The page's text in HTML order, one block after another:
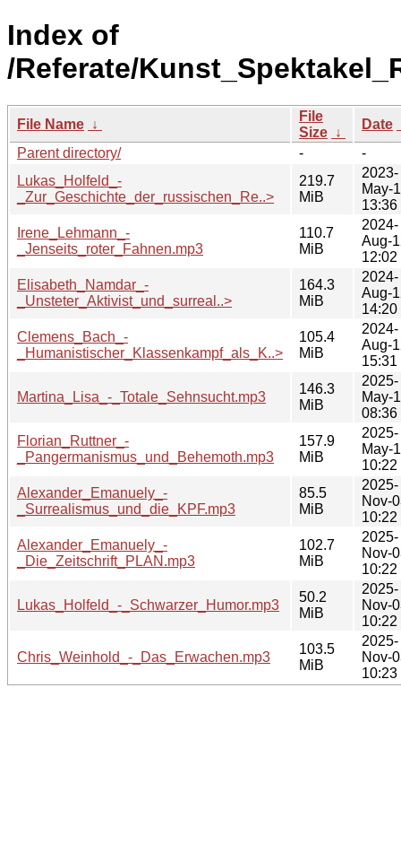
Index of
/Referate/
File Name ↓
File
Size ↓
Date
Parent directory/
-
-
Lukas_Holfeld_-
_Zur_Geschichte_der_russischen_Re..>
219.7
MiB
2023-
May-
13:36
Irene_Lehmann_-
_Jenseits_roter_Fahnen.mp3
110.7
MiB
2024-
Aug-
12:02
Elisabeth_Namdar_-
_Unsteter_Aktivist_und_surreal..>
164.3
MiB
2024-
Aug-
14:20
Clemens_Bach_-
_Humanistischer_Klassenkampf_als_K..>
105.4
MiB
2024-
Aug-
15:31
Martina_Lisa_-_Totale_Sehnsucht.mp3
146.3
MiB
2025-
May-
08:36
Florian_Ruttner_-
_Pangermanismus_und_Behemoth.mp3
157.9
MiB
2025-
May-
10:22
Alexander_Emanuely_-
_Surrealismus_und_die_KPF.mp3
85.5
MiB
2025-
Nov-
10:22
Alexander_Emanuely_-
_Die_Zeitschrift_PLAN.mp3
102.7
MiB
2025-
Nov-
10:22
Lukas_Holfeld_-_Schwarzer_Humor.mp3
50.2
MiB
2025-
Nov-
10:22
Chris_Weinhold_-_Das_Erwachen.mp3
103.5
MiB
2025-
Nov-
10:23